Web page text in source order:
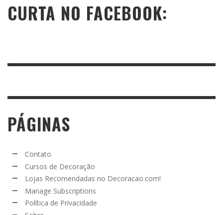
CURTA NO FACEBOOK:
PÁGINAS
Contato
Cursos de Decoração
Lojas Recomendadas no Decoracao.com!
Manage Subscriptions
Política de Privacidade